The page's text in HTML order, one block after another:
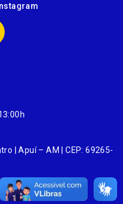
| Apuí – AM | CEP: 69265-